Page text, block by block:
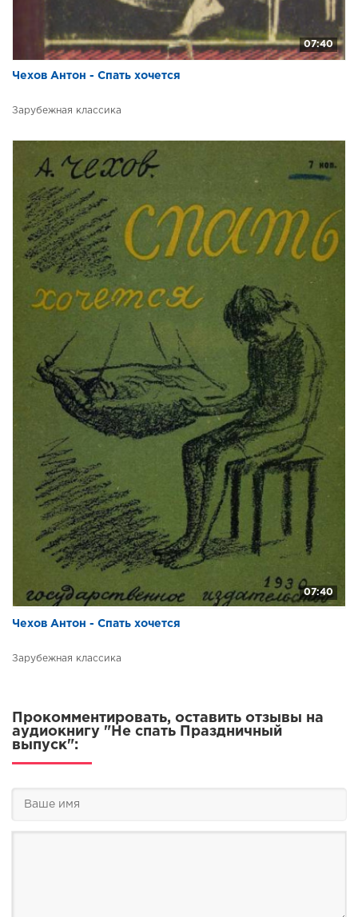
07:40
Чехов Антон - Спать хочется
Зарубежная классика
07:40
Чехов Антон - Спать хочется
Зарубежная классика
Прокомментировать, оставить отзывы на
аудиокнигу "Не спать Праздничный
выпуск":